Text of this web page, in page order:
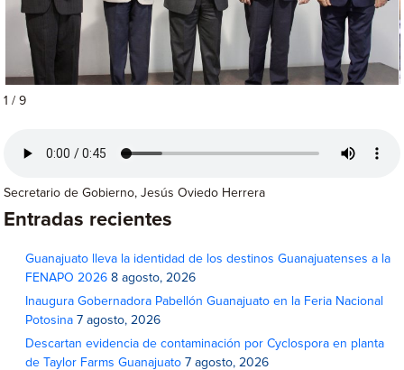
1 / 9
Secretario de Gobierno, Jesús Oviedo Herrera
Entradas recientes
Guanajuato lleva la identidad de los destinos Guanajuatenses a la
FENAPO 2026 8 agosto, 2026
Inaugura Gobernadora Pabellón Guanajuato en la Feria Nacional
Potosina 7 agosto, 2026
Descartan evidencia de contaminación por Cyclospora en planta
de Taylor Farms Guanajuato 7 agosto, 2026